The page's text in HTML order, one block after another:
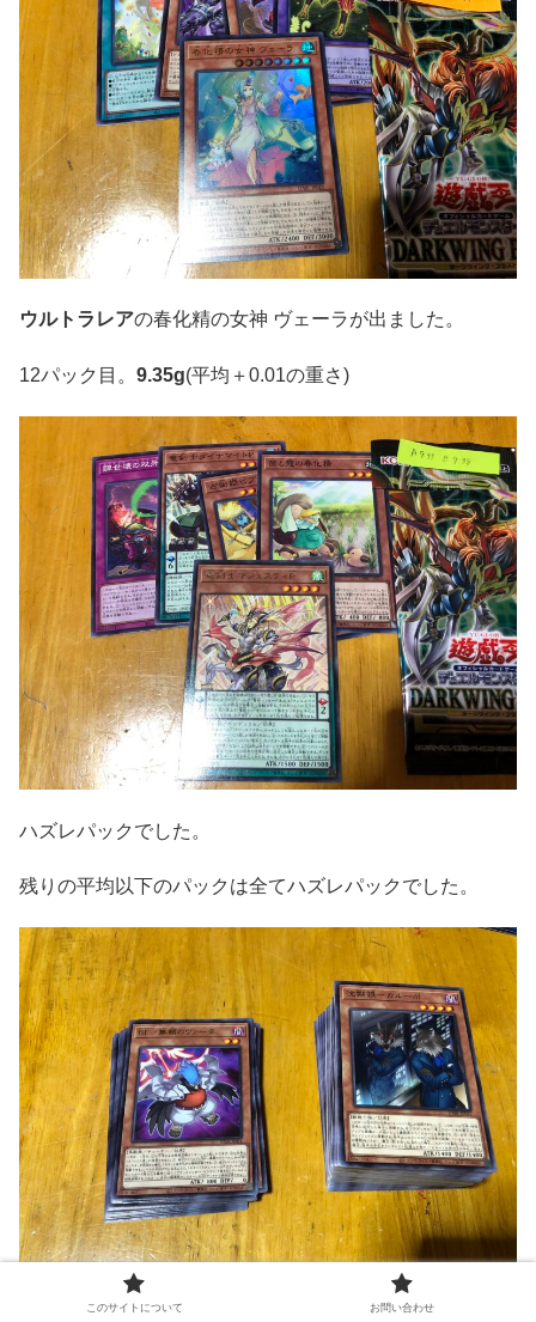
ウルトラレアの春化精の女神 ヴェーラが出ました。
12パック目。 9.35g(平均＋0.01の重さ)
ハズレパックでした。
残りの平均以下のパックは全てハズレパックでした。
このサイトについて お問い合わせ